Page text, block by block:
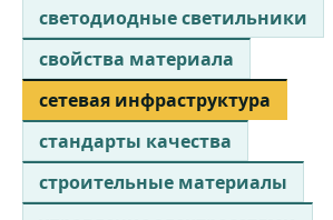
светодиодные светильники
свойства материала
сетевая инфраструктура
стандарты качества
строительные материалы